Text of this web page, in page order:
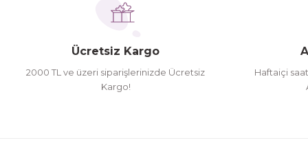
Bu ürüne benzer farklı alternatifler olmalı.
Hamit Çakıcı | 15/04/2026
Ücretsiz Kargo
2000 TL ve üzeri siparişlerinizde Ücretsiz
Kargo!
Haftaiçi